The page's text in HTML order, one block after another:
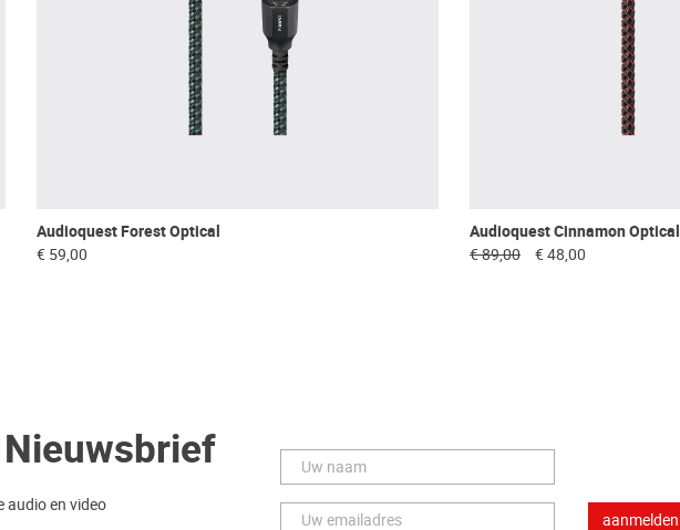
Audioquest Forest Optical
€ 59,00
Audioquest Cinnamon Optical
€ 89,00 € 48,00
audio en video